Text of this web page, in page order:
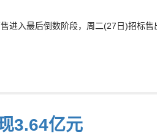
进入最后倒数阶段，周二(27日)招标
3.64亿元